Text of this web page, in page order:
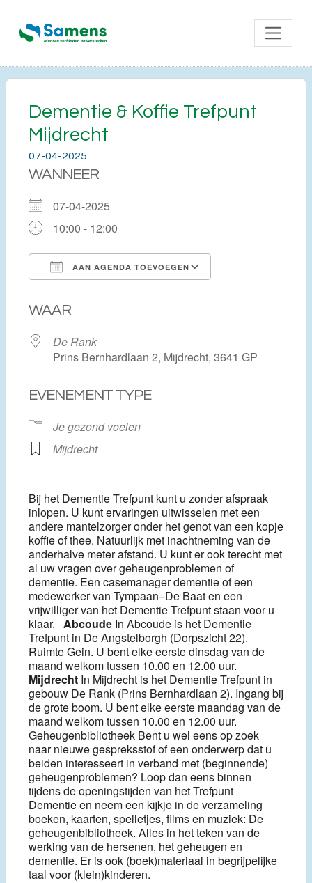
Dementie & Koffie Trefpunt
Mijdrecht
07-04-2025
WANNEER
07-04-2025
10:00 - 12:00
AAN AGENDA TOEVOEGEN
WAAR
De Rank
Prins Bernhardlaan 2, Mijdrecht, 3641 GP
EVENEMENT TYPE
Je gezond voelen
Mijdrecht
Bij het Dementie Trefpunt kunt u zonder afspraak
inlopen. U kunt ervaringen uitwisselen met een
andere mantelzorger onder het genot van een kopje
koffie of thee. Natuurlijk met inachtneming van de
anderhalve meter afstand. U kunt er ook terecht met
al uw vragen over geheugenproblemen of
dementie. Een casemanager dementie of een
medewerker van Tympaan–De Baat en een
vrijwilliger van het Dementie Trefpunt staan voor u
klaar. Abcoude In Abcoude is het Dementie
Trefpunt in De Angstelborgh (Dorpszicht 22).
Ruimte Gein. U bent elke eerste dinsdag van de
maand welkom tussen 10.00 en 12.00 uur.
Mijdrecht In Mijdrecht is het Dementie Trefpunt in
gebouw De Rank (Prins Bernhardlaan 2). Ingang bij
de grote boom. U bent elke eerste maandag van de
maand welkom tussen 10.00 en 12.00 uur.
Geheugenbibliotheek Bent u wel eens op zoek
naar nieuwe gespreksstof of een onderwerp dat u
beiden interesseert in verband met (beginnende)
geheugenproblemen? Loop dan eens binnen
tijdens de openingstijden van het Trefpunt
Dementie en neem een kijkje in de verzameling
boeken, kaarten, spelletjes, films en muziek: De
geheugenbibliotheek. Alles in het teken van de
werking van de hersenen, het geheugen en
dementie. Er is ook (boek)materiaal in begrijpelijke
taal voor (klein)kinderen.